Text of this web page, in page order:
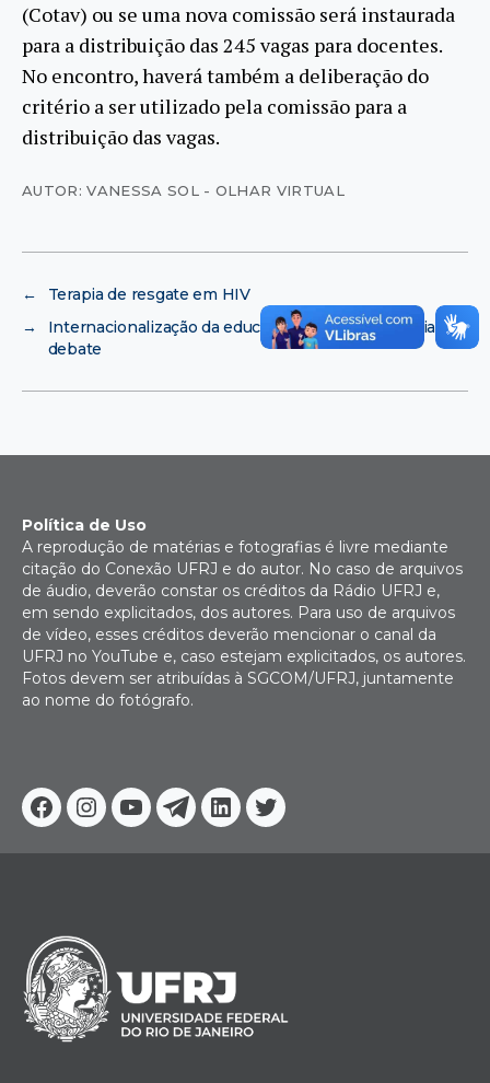
(Cotav) ou se uma nova comissão será instaurada
para a distribuição das 245 vagas para docentes.
No encontro, haverá também a deliberação do
critério a ser utilizado pela comissão para a
distribuição das vagas.
AUTOR: VANESSA SOL - OLHAR VIRTUAL
←
Terapia de resgate em HIV
→
Internacionalização da educação superior europeia em
debate
Facebook
Instagram
YoutubeTelegram
Linkedin
Twitter
Política de Uso
A reprodução de matérias e fotografias é livre mediante
citação do Conexão UFRJ e do autor. No caso de arquivos
de áudio, deverão constar os créditos da Rádio UFRJ e,
em sendo explicitados, dos autores. Para uso de arquivos
de vídeo, esses créditos deverão mencionar o canal da
UFRJ no YouTube e, caso estejam explicitados, os autores.
Fotos devem ser atribuídas à SGCOM/UFRJ, juntamente
ao nome do fotógrafo.